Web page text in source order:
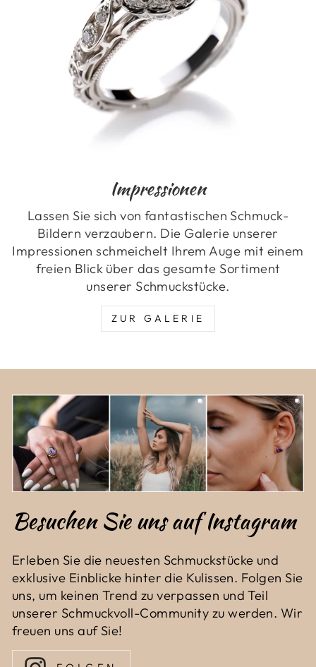
Impressionen
Lassen Sie sich von fantastischen Schmuck-
Bildern verzaubern. Die Galerie unserer
Impressionen schmeichelt Ihrem Auge mit einem
freien Blick über das gesamte Sortiment
unserer Schmuckstücke.
ZUR GALERIE
Besuchen Sie uns auf Instagram
Erleben Sie die neuesten Schmuckstücke und
exklusive Einblicke hinter die Kulissen. Folgen Sie
uns, um keinen Trend zu verpassen und Teil
unserer Schmuckvoll-Community zu werden. Wir
freuen uns auf Sie!